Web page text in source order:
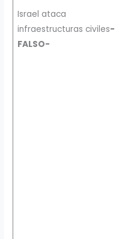
Israel ataca
infraestructuras civiles-
FALSO-